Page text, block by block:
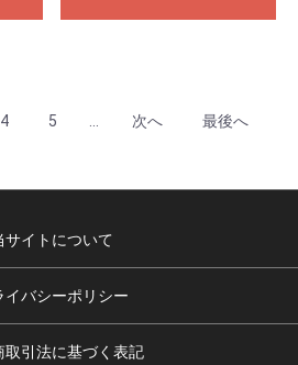
4 5 次へ 最後へ
サイトについて
イバシーポリシー
取引法に基づく表記